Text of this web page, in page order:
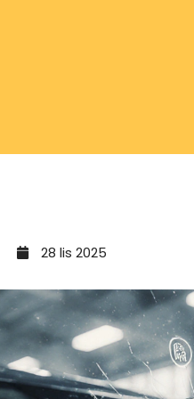
28 lis 2025